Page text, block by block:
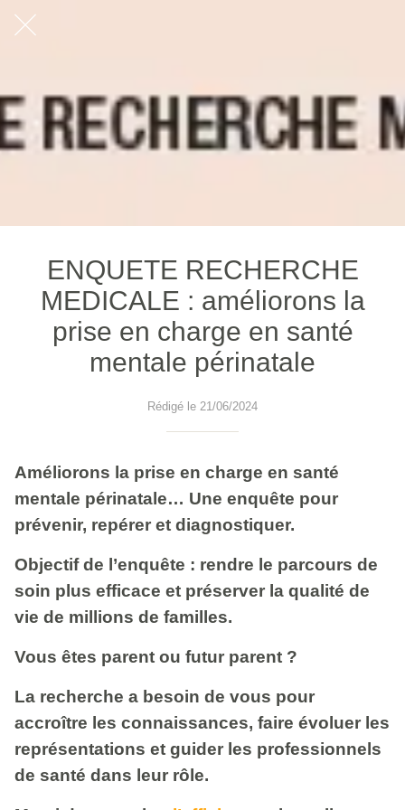
ENQUETE RECHERCHE
MEDICALE : améliorons la
prise en charge en santé
mentale périnatale
Rédigé le 21/06/2024
Améliorons la prise en charge en santé
mentale périnatale… Une enquête pour
prévenir, repérer et diagnostiquer.
Objectif de l’enquête : rendre le parcours de
soin plus efficace et préserver la qualité de
vie de millions de familles.
Vous êtes parent ou futur parent ?
La recherche a besoin de vous pour
accroître les connaissances, faire évoluer les
représentations et guider les professionnels
de santé dans leur rôle.